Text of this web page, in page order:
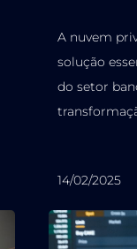
A nuvem
solução
do setor
14/02/2025